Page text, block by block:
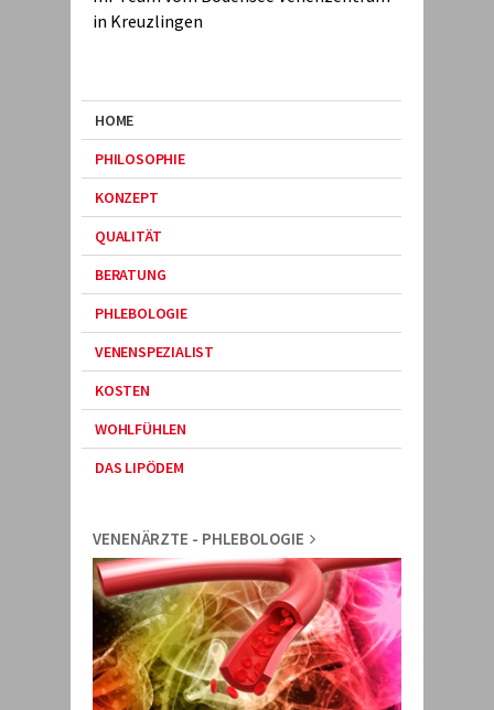
in Kreuzlingen
HOME
PHILOSOPHIE
KONZEPT
QUALITÄT
BERATUNG
PHLEBOLOGIE
VENENSPEZIALIST
KOSTEN
WOHLFÜHLEN
DAS LIPÖDEM
VENENÄRZTE - PHLEBOLOGIE